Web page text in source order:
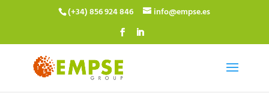
(+34) 856 924 846 info@empse.es